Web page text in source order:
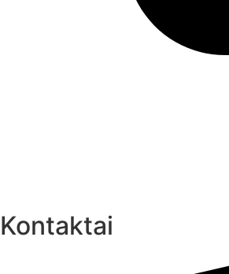
Kontaktai